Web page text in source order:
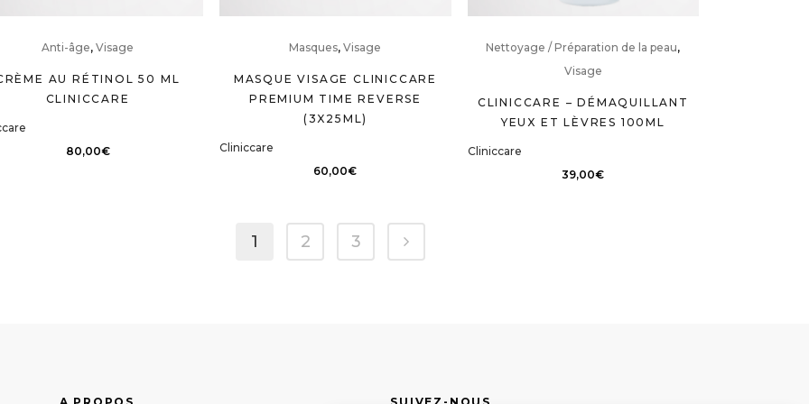
Anti-âge,Visage
AU RÉTINOL 50 ML
CLINICCARE
80,00€
Masques,Visage
MASQUE VISAGE CLINICCARE
PREMIUM TIME REVERSE
(3X25ML)
Cliniccare
60,00€
Nettoyage / Préparation de la peau,
Visage
CLINICCARE – DÉMAQUILLANT
YEUX ET LÈVRES 100ML
Cliniccare
39,00€
1 2 3
A PROPOS SUIVEZ-NOUS